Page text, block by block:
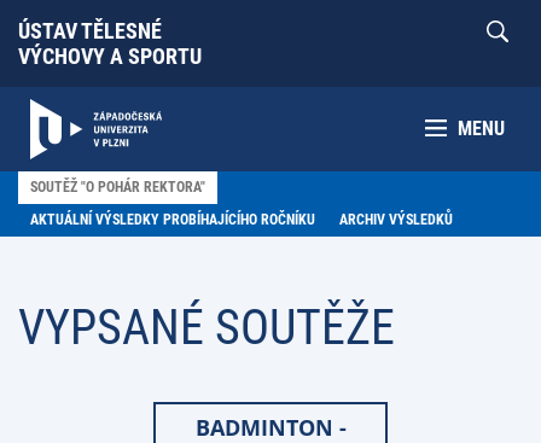
ÚSTAV TĚLESNÉ
VÝCHOVY A SPORTU
MENU
SOUTĚŽ "O POHÁR REKTORA"
AKTUÁLNÍ VÝSLEDKY PROBÍHAJÍCÍHO ROČNÍKU
ARCHIV VÝSLEDKŮ
VYPSANÉ SOUTĚŽE
BADMINTON -